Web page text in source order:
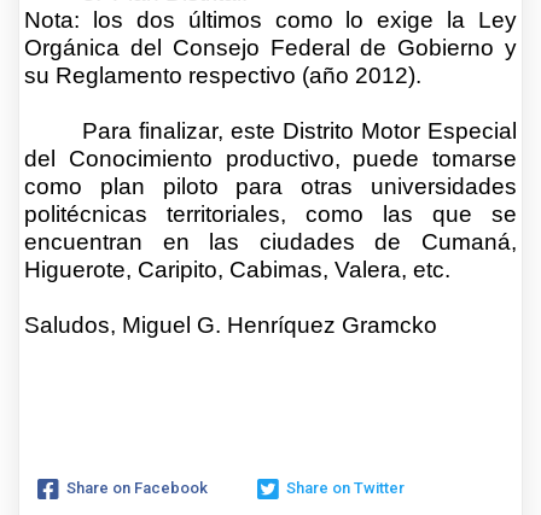
Nota: los dos últimos como lo exige la Ley
Orgánica del Consejo Federal de Gobierno y
su Reglamento respectivo (año 2012).
Para finalizar, este Distrito Motor Especial
del Conocimiento productivo, puede tomarse
como plan piloto para otras universidades
politécnicas territoriales, como las que se
encuentran en las ciudades de Cumaná,
Higuerote, Caripito, Cabimas, Valera, etc.
Saludos, Miguel G. Henríquez Gramcko
Share on Facebook Share on Twitter